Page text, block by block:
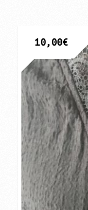
10,00€